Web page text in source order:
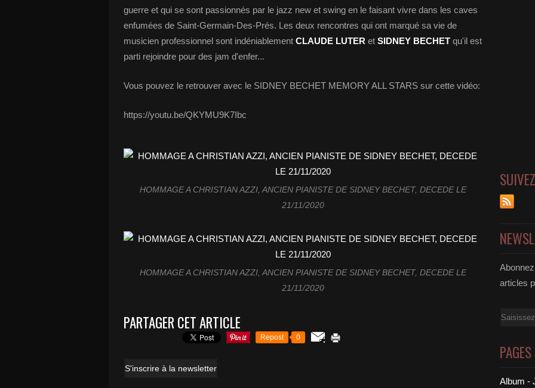
guerre et qui se sont passionnés par le jazz new et swing en le faisant vivre dans les caves
enfumées de Saint-Germain-Des-Prés. Les deux rencontres qui ont marqué sa vie de
musicien professionnel sont indéniablement CLAUDE LUTER et SIDNEY BECHET qu'il est
parti rejoindre pour des jam d'enfer...
Vous pouvez le retrouver avec le SIDNEY BECHET MEMORY ALL STARS sur cette vidéo:
https://youtu.be/QKYMU9K7Ibc
HOMMAGE A CHRISTIAN AZZI, ANCIEN PIANISTE DE SIDNEY BECHET, DECEDE LE
21/11/2020
HOMMAGE A CHRISTIAN AZZI, ANCIEN PIANISTE DE SIDNEY BECHET, DECEDE LE
21/11/2020
PARTAGER CET ARTICLE
Repost 0
S'inscrire à la newsletter
articles
Email
PAGES
Album -